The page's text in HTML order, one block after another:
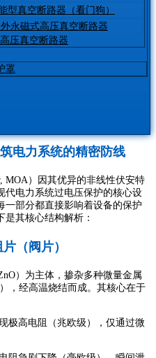
型真空断路器（看门狗）
永磁式高压真空断路器
压真空断路器
罩
电力系统的精密防线
MOA）因其优异的非线性伏安特
代电力系统过电压保护的核心设
一部分都直接影响着设备的保护
其核心结构解析：
（阀片）
）为主体，掺杂多种微量金属
），经高温烧结而成。其核心在于
高电阻（兆欧级），仅通过微